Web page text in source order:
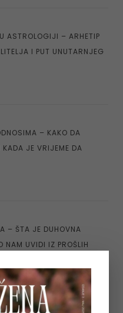
ASTROLOGIJI – ARHETIP
I PUT UNUTARNJEG
– KAKO DA
JE VRIJEME DA
– ŠTA JE DUHOVNA
NAM UVIDI IZ PROŠLIH